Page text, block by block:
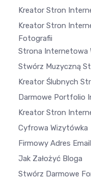
Kreator Stron
Kreator Stron
Fotografii
Strona Internetowa
Stwórz Muzyczną
Kreator Ślubnych
Darmowe Portfolio
Kreator Stron
Cyfrowa Wizytówka
Firmowy Adres Email
Jak Założyć Bloga
Stwórz Darmowe